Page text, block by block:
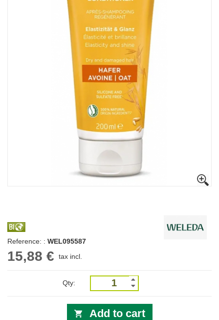
Reference: : WEL095587
15,88 € tax incl.
Qty:
Add to cart